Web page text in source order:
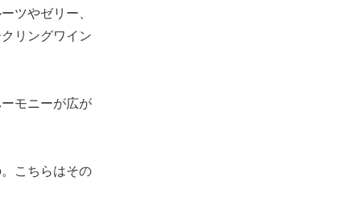
ツやゼリー、
リングワイン
モニーが広が
こちらはその